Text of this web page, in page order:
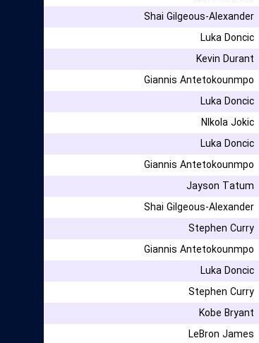
Shai Gilgeous-Alexander
Luka Doncic
Kevin Durant
Giannis Antetokounmpo
Luka Doncic
NIkola Jokic
Luka Doncic
Giannis Antetokounmpo
Jayson Tatum
Shai Gilgeous-Alexander
Stephen Curry
Giannis Antetokounmpo
Luka Doncic
Stephen Curry
Kobe Bryant
LeBron James